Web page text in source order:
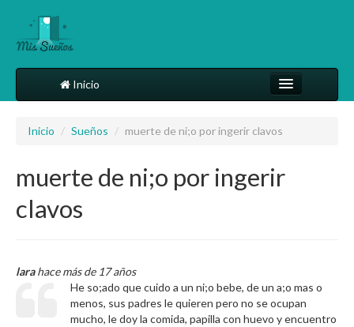
Inicio
Más
Inicio / Sueños / muerte de ni;o por ingerir clavos
muerte de ni;o por ingerir
clavos
larahace más de 17 años
He so;ado que cuido a un ni;o bebe, de un a;o mas o
menos, sus padres le quieren pero no se ocupan
mucho, le doy la comida, papilla con huevo y encuentro